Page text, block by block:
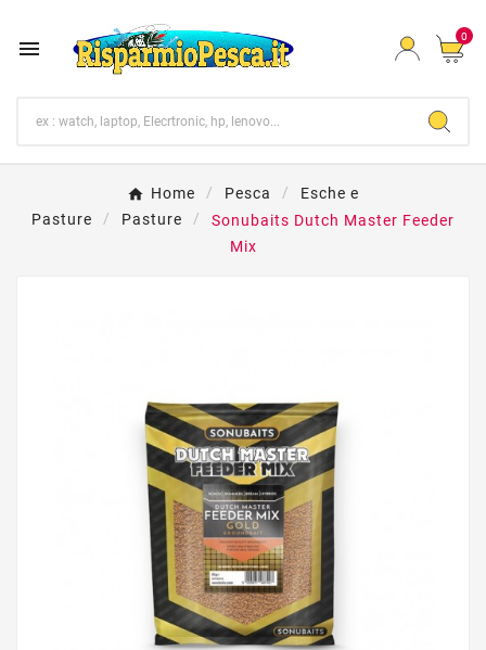
 0
Home Pesca
Esche e
Pasture
Pasture
Sonubaits Dutch Master Feeder
Mix